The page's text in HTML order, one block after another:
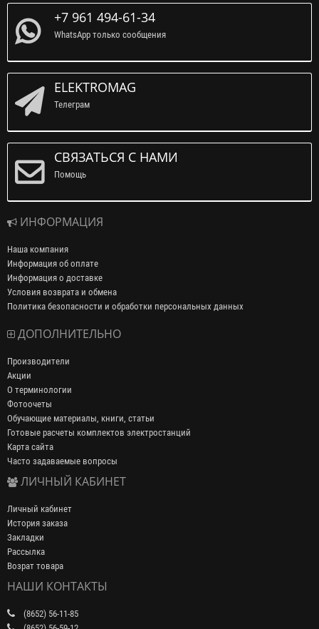
+7 961 494-61-34
WhatsApp только сообщения
ELEKTROMAG
Телеграм
СВЯЗАТЬСЯ С НАМИ
Помощь
ИНФОРМАЦИЯ
Наша компания
Информация об оплате
Информация о доставке
Условия возврата и обмена
Политика безопасности и обработки персональных данных
ДОПОЛНИТЕЛЬНО
Производители
Акции
О терминологии
Фотоочеты
Обучающие материалы, книги, статьи
Готовые расчеты комплектов электростанций
Карта сайта
Часто задаваемые вопросы
ЛИЧНЫЙ КАБИНЕТ
Личный кабинет
История заказа
Закладки
Рассылка
Возрат товара
НАШИ КОНТАКТЫ
(8652) 56-11-85